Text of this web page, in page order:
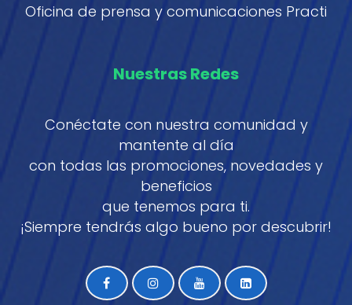
Oficina de prensa y comunicaciones Practi
Nuestras Redes
Conéctate con nuestra comunidad y
mantente al día
con todas las promociones, novedades y
beneficios
que tenemos para ti.
¡Siempre tendrás algo bueno por descubrir!